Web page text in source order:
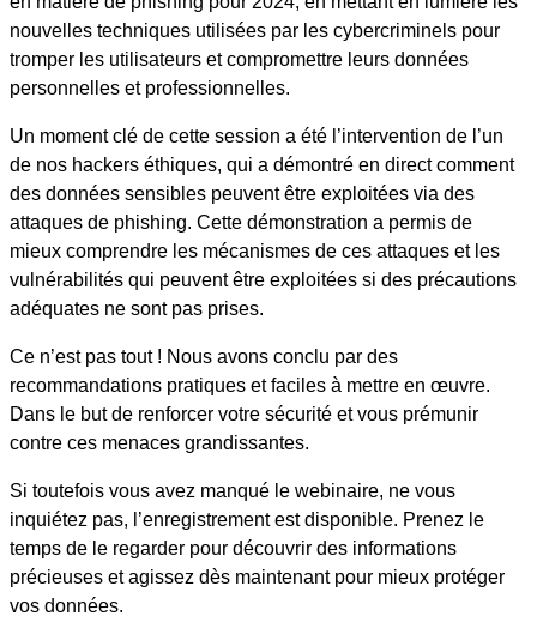
nouvelles techniques utilisées par les cybercriminels pour
tromper les utilisateurs et compromettre leurs données
personnelles et professionnelles.
Un moment clé de cette session a été l’intervention de l’un
de nos hackers éthiques, qui a démontré en direct comment
des données sensibles peuvent être exploitées via des
attaques de phishing. Cette démonstration a permis de
mieux comprendre les mécanismes de ces attaques et les
vulnérabilités qui peuvent être exploitées si des précautions
adéquates ne sont pas prises.
Ce n’est pas tout ! Nous avons conclu par des
recommandations pratiques et faciles à mettre en œuvre.
Dans le but de renforcer votre sécurité et vous prémunir
contre ces menaces grandissantes.
Si toutefois vous avez manqué le webinaire, ne vous
inquiétez pas, l’enregistrement est disponible. Prenez le
temps de le regarder pour découvrir des informations
précieuses et agissez dès maintenant pour mieux protéger
vos données.